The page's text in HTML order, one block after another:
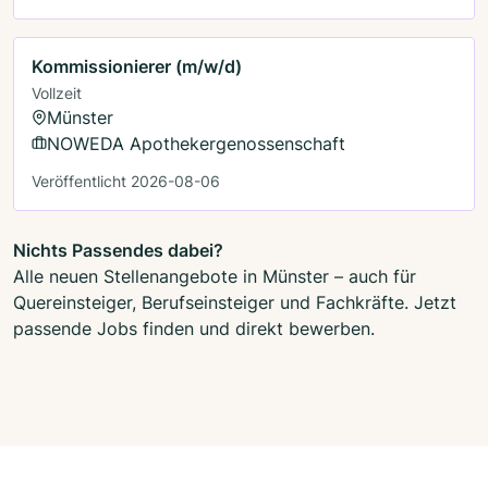
Kommissionierer (m/w/d)
Vollzeit
Münster
NOWEDA Apothekergenossenschaft
Veröffentlicht 2026-08-06
Nichts Passendes dabei?
Alle neuen Stellenangebote in Münster – auch für
Quereinsteiger, Berufseinsteiger und Fachkräfte. Jetzt
passende Jobs finden und direkt bewerben.